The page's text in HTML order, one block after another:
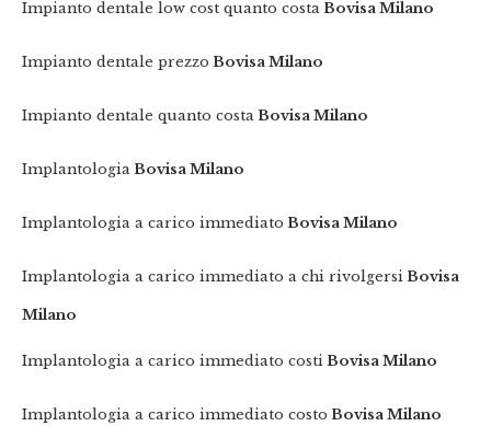
Impianto dentale low cost quanto costa Bovisa Milano
Impianto dentale prezzo Bovisa Milano
Impianto dentale quanto costa Bovisa Milano
Implantologia Bovisa Milano
Implantologia a carico immediato Bovisa Milano
Implantologia a carico immediato a chi rivolgersi Bovisa
Milano
Implantologia a carico immediato costi Bovisa Milano
Implantologia a carico immediato costo Bovisa Milano